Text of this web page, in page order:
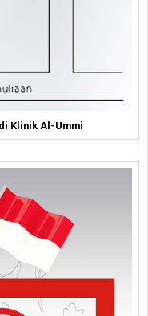
Klinik Al-Ummi